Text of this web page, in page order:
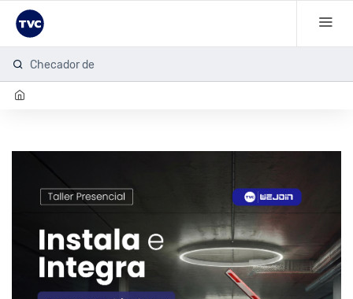
Checador de hu